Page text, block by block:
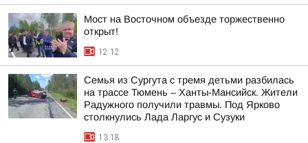
Мост на Восточном объезде торжественно
открыт!
12:12
Семья из Сургута с тремя детьми разбилась
на трассе Тюмень – Ханты-Мансийск. Жители
Радужного получили травмы. Под Ярково
столкнулись Лада Ларгус и Сузуки
13:18